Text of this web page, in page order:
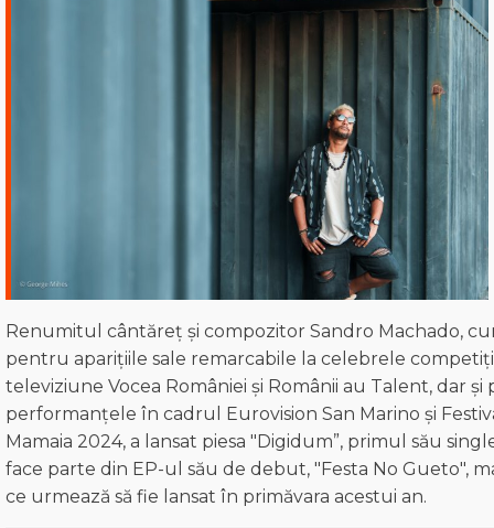
Renumitul cântăreț și compozitor Sandro Machado,
pentru aparițiile sale remarcabile la celebrele
televiziune Vocea României și Românii au Talent, dar
performanțele în cadrul Eurovision San Marino și
Mamaia 2024, a lansat piesa "Digidum”, primul său
face parte din EP-ul său de debut, "Festa No Gueto",
ce urmează să fie lansat în primăvara acestui an.